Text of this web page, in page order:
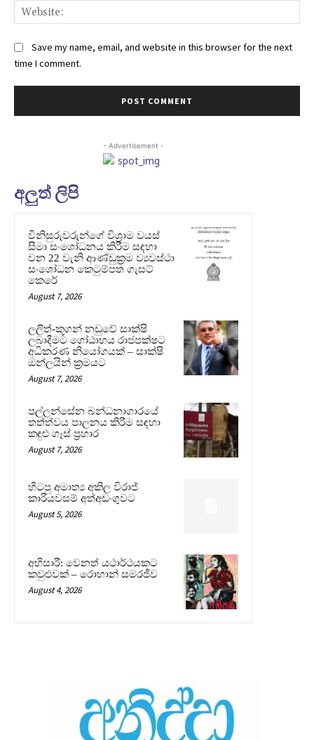
Save my name, email, and website in this browser for the next
time I comment.
- Advertisement -
අලුත් ලිපි
විනිසුරුවරුන්ගේ විශ්‍රාම වයස්
සීමා සංශෝධනය කිරීම සඳහා
වන 22 වැනි ආණ්ඩුක්‍රම ව්‍යවස්ථා
සංශෝධන කෙටුම්පත ගැසට්
කෙරේ
August 7, 2026
ලලිත්-කූගන් නඩුවේ සාක්ෂි
ලබාදීමට ගෝඨාභය රාජපක්ෂට
අධිකරණ නියෝගයක් – සාක්ෂි
ඔන්ලයින් ක්‍රමයට
August 7, 2026
පල්ලන්සේන බන්ධනාගාරයේ
තත්ත්වය පාලනය කිරීම සඳහා
කඳුළු ගෑස් ප්‍රහාර
August 7, 2026
හිටපු අමාත්‍ය අකිල විරාජ්
කාරියවසම් අත්අඩංගුවට
August 5, 2026
අභිසාරී: වෙනත් යථාර්ථයකට
කවුළුවක් – රොහාන් සමරජීව
August 4, 2026